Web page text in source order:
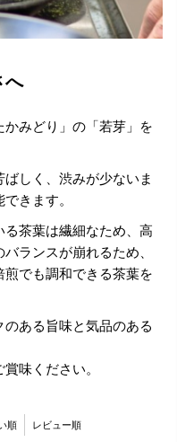
へ
みどり」の「若芽」を
しく、渋みが少ないま
きます。
茶葉は繊細なため、高
ランスが崩れるため、
でも調和できる茶葉を
ある旨味と気品のある
味ください。
順 レビュー順